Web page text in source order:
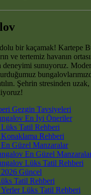
bir kaçamak! Kartepe
ve tertemiz havanın
deneyimi sunuyoruz.
Şehrin stresinden
Gezgin Tavsiyeleri
En İyi Öneriler
Tatil Rehberi
Rehberi
Güzel Manzaralar
En Güzel
Lüks Tatil Rehberi
Güncel
Tatil Rehberi
Lüks Tatil Rehberi